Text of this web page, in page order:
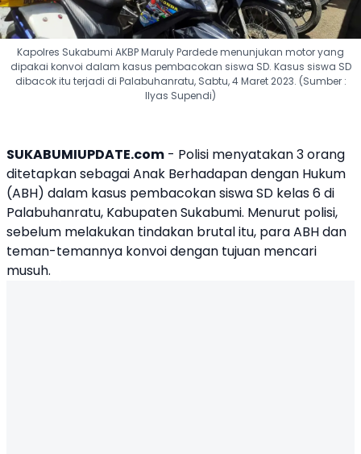
Kapolres Sukabumi AKBP Maruly Pardede menunjukan motor yang
dipakai konvoi dalam kasus pembacokan siswa SD. Kasus siswa SD
dibacok itu terjadi di Palabuhanratu, Sabtu, 4 Maret 2023. (Sumber :
Ilyas Supendi)
SUKABUMIUPDATE.com - Polisi menyatakan 3 orang
ditetapkan sebagai Anak Berhadapan dengan Hukum
(ABH) dalam kasus pembacokan siswa SD kelas 6 di
Palabuhanratu, KabupatenSukabumi. Menurut polisi,
sebelum melakukan tindakan brutal itu, para ABH dan
teman-temannya konvoi dengan tujuan mencari
musuh.